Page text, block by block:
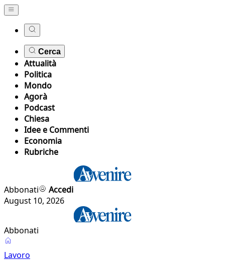
Cerca
Attualità
Politica
Mondo
Agorà
Podcast
Chiesa
Idee e Commenti
Economia
Rubriche
Abbonati
Accedi
August 10, 2026
Abbonati
Lavoro